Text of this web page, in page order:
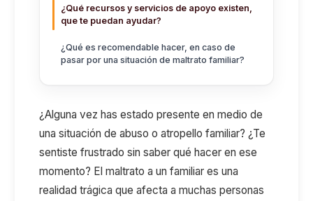
¿Qué recursos y servicios de apoyo existen,
que te puedan ayudar?
¿Qué es recomendable hacer, en caso de
pasar por una situación de maltrato familiar?
¿Alguna vez has estado presente en medio de
una situación de abuso o atropello familiar? ¿Te
sentiste frustrado sin saber qué hacer en ese
momento? El maltrato a un familiar es una
realidad trágica que afecta a muchas personas